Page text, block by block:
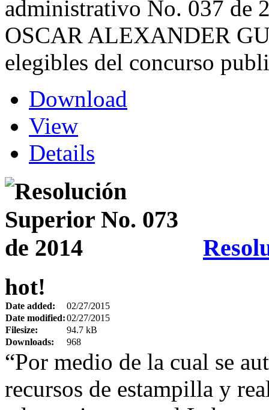
administrativo No. 037 de
OSCAR ALEXANDER
elegibles del concurso
Download
View
Details
hot!
Date added:
02/27/2015
Date modified:02/27/2015
Filesize:
94.7 kB
Downloads:
968
“Por medio de la cual se
recursos de estampilla y